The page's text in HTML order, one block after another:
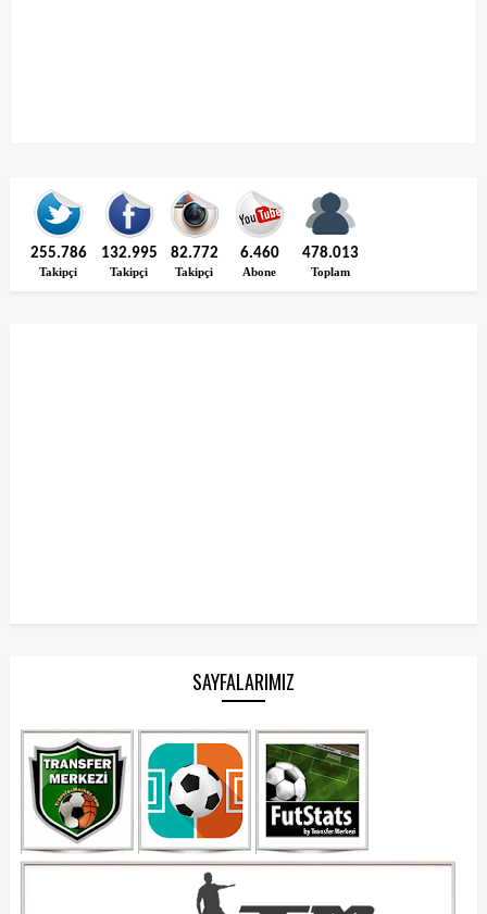
255.786
Takipçi
132.995
Takipçi
82.772
Takipçi
6.460
Abone
478.013
Toplam
SAYFALARIMIZ